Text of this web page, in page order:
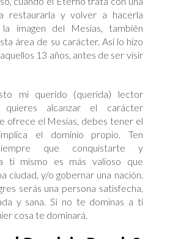
restaurarla y volver a hacerla
imagen del Mesías, también
área de su carácter. Así lo hizo
13 años, antes de ser visir
mi querido (querida) lector
alcanzar el carácter
ofrece el Mesías, debes tener el
el dominio propio. Ten
que conquistarte y
ti mismo es más valioso que
ciudad, y/o gobernar una nación.
serás una persona satisfecha,
y sana. Si no te dominas a ti
cosa te dominará.